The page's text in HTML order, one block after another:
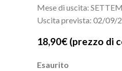
Mese di uscita:
Uscita prevista: 02/09/
18,90€ (prezzo di
Esaurito